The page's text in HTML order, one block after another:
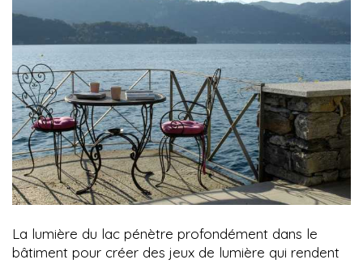
La lumière du lac pénètre profondément dans le
bâtiment pour créer des jeux de lumière qui rendent